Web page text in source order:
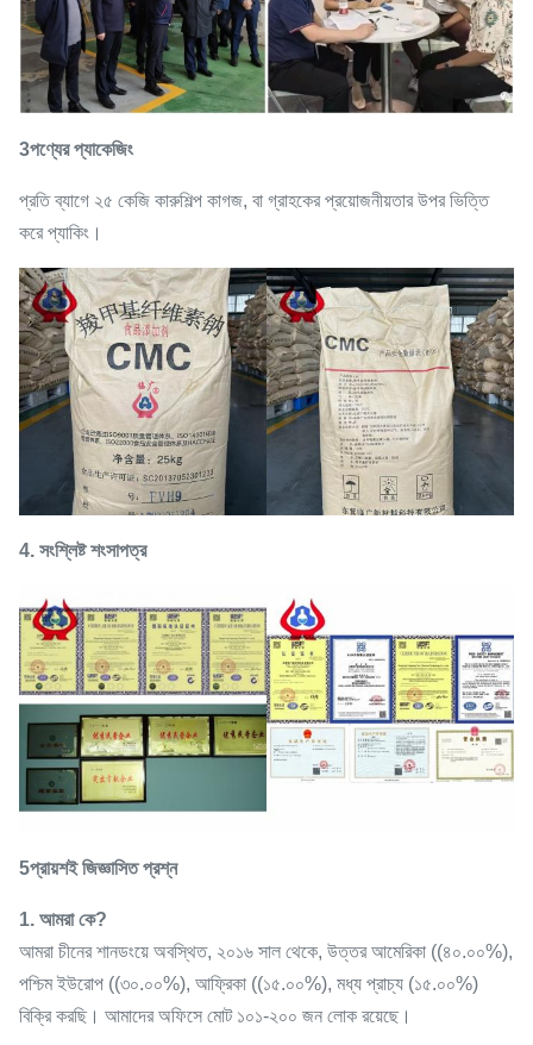
3পণ্যের প্যাকেজিং
প্রতি ব্যাগে ২৫ কেজি কারুশিল্প কাগজ, বা গ্রাহকের প্রয়োজনীয়তার উপর ভিত্তি
করে প্যাকিং।
4. সংশ্লিষ্ট শংসাপত্র
5প্রায়শই জিজ্ঞাসিত প্রশ্ন
1. আমরা কে?
আমরা চীনের শানডংয়ে অবস্থিত, ২০১৬ সাল থেকে, উত্তর আমেরিকা ((৪০.০০%),
পশ্চিম ইউরোপ ((৩০.০০%), আফ্রিকা ((১৫.০০%), মধ্য প্রাচ্য (১৫.০০%)
বিক্রি করছি। আমাদের অফিসে মোট ১০১-২০০ জন লোক রয়েছে।